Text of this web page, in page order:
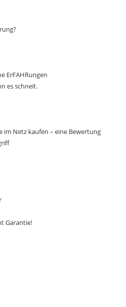
ErFAHRungen
es schneit.
im Netz kaufen – eine Bewertung
Garantie!